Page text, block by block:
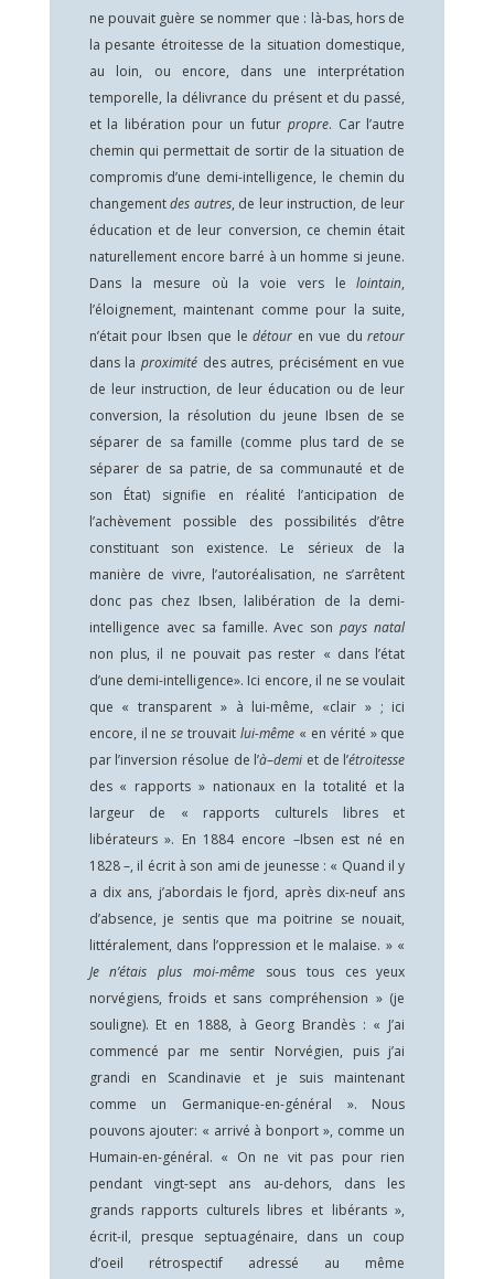
ne pouvait guère se nommer que : là-bas, hors de
la pesante étroitesse de la situation domestique,
au loin, ou encore, dans une interprétation
temporelle, la délivrance du présent et du passé,
et la libération pour un futur propre. Car l’autre
chemin qui permettait de sortir de la situation de
compromis d’une demi-intelligence, le chemin du
changementdes autres, de leur instruction, de leur
éducation et de leur conversion, ce chemin était
naturellement encore barré à un homme si jeune.
Dans la mesure où la voie vers lelointain,
l’éloignement, maintenant comme pour la suite,
n’était pour Ibsen que ledétour en vue duretour
dans la proximité des autres, précisément en vue
de leur instruction, de leur éducation ou de leur
conversion, la résolution du jeune Ibsen de se
séparer de sa famille (comme plus tard de se
séparer de sa patrie, de sa communauté et de
son État) signifie en réalité l’anticipation de
l’achèvement possible des possibilités d’être
constituant son existence. Le sérieux de la
manière de vivre, l’autoréalisation, ne s’arrêtent
donc pas chez Ibsen, lalibération de la demi-
intelligence avec sa famille. Avec sonpays natal
non plus, il ne pouvait pas rester « dans l’état
d’une demi-intelligence». Ici encore, il ne se voulait
que « transparent » à lui-même, «clair » ; ici
encore, il nesetrouvaitlui-même « en vérité » que
par l’inversion résolue de l’à–demi et de l’étroitesse
des « rapports » nationaux en la totalité et la
largeur de « rapports culturels libres et
libérateurs ». En 1884 encore –Ibsen est né en
1828 –, il écrit à son ami de jeunesse : « Quand il y
a dix ans, j’abordais le fjord, après dix-neuf ans
d’absence, je sentis que ma poitrine se nouait,
littéralement, dans l’oppression et le malaise. » «
Je n’étais plus moi-même sous tous ces yeux
norvégiens, froids et sans compréhension » (je
souligne). Et en 1888, à Georg Brandès : « J’ai
commencé par me sentir Norvégien, puis j’ai
grandi en Scandinavie et je suis maintenant
comme un Germanique-en-général ». Nous
pouvons ajouter: « arrivé à bonport », comme un
Humain-en-général. « On ne vit pas pour rien
pendant vingt-sept ans au-dehors, dans les
grands rapports culturels libres et libérants »,
écrit-il, presque septuagénaire, dans un coup
d’oeil rétrospectif adressé au même